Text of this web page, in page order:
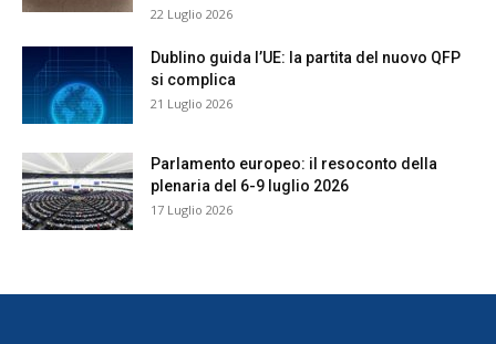
22 Luglio 2026
Dublino guida l’UE: la partita del nuovo QFP
si complica
21 Luglio 2026
Parlamento europeo: il resoconto della
plenaria del 6-9 luglio 2026
17 Luglio 2026